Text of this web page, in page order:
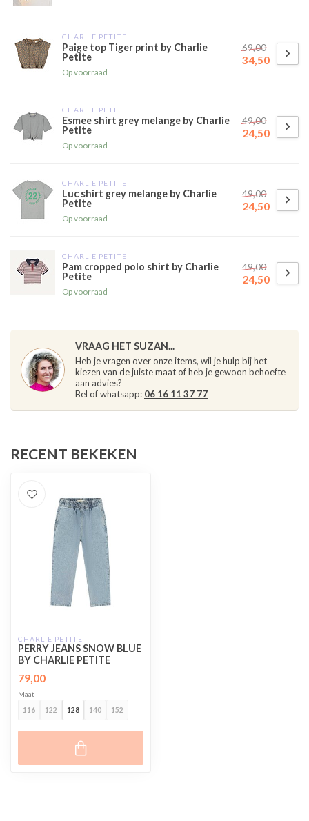
CHARLIE PETITE
Paige top Tiger print by Charlie
Petite
Op voorraad
69,00
34,50
CHARLIE PETITE
Esmee shirt grey melange by Charlie
Petite
Op voorraad
49,00
24,50
CHARLIE PETITE
Luc shirt grey melange by Charlie
Petite
Op voorraad
49,00
24,50
CHARLIE PETITE
Pam cropped polo shirt by Charlie
Petite
Op voorraad
49,00
24,50
VRAAG HET SUZAN...
Heb je vragen over onze items, wil je hulp bij het
kiezen van de juiste maat of heb je gewoon behoefte
aan advies?
Bel of whatsapp: 06 16 11 37 77
RECENT BEKEKEN
CHARLIE PETITE
PERRY JEANS SNOW BLUE
BY CHARLIE PETITE
79,00
Maat
116
122 128 140 152